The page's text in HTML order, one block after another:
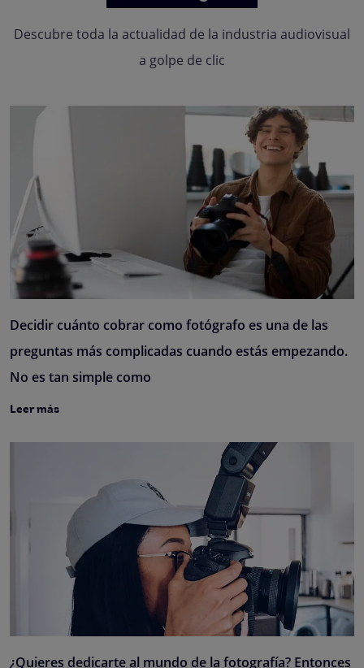
Descubre toda la actualidad de la industria audiovisual
a golpe de clic
Decidir cuánto cobrar como fotógrafo es una de las
preguntas más complicadas cuando estás empezando.
No es tan simple como
Leer más
¿Quieres dedicarte al mundo de la fotografía? Entonces